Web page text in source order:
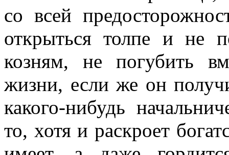
со всей
открыться толпе и не
козням, не погубить
жизни, если же он
какого-нибудь
то, хотя и раскроет